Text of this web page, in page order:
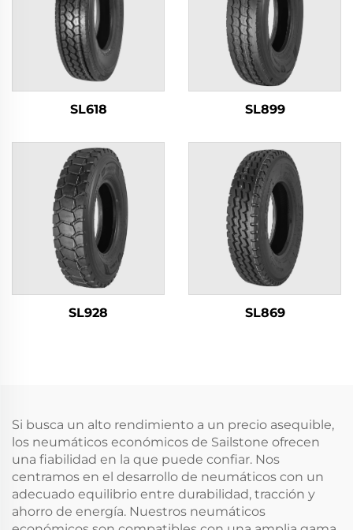
SL618 SL899
SL928 SL869
Si busca un alto rendimiento a un precio asequible,
los neumáticos económicos de Sailstone ofrecen
una fiabilidad en la que puede confiar. Nos
centramos en el desarrollo de neumáticos con un
adecuado equilibrio entre durabilidad, tracción y
ahorro de energía. Nuestros neumáticos